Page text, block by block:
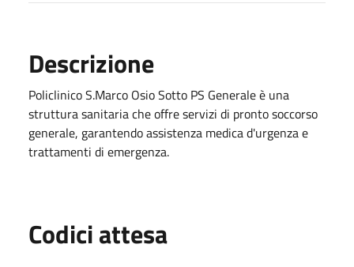
Descrizione
Policlinico S.Marco Osio Sotto PS Generale è una
struttura sanitaria che offre servizi di pronto soccorso
generale, garantendo assistenza medica d'urgenza e
trattamenti di emergenza.
Codici attesa